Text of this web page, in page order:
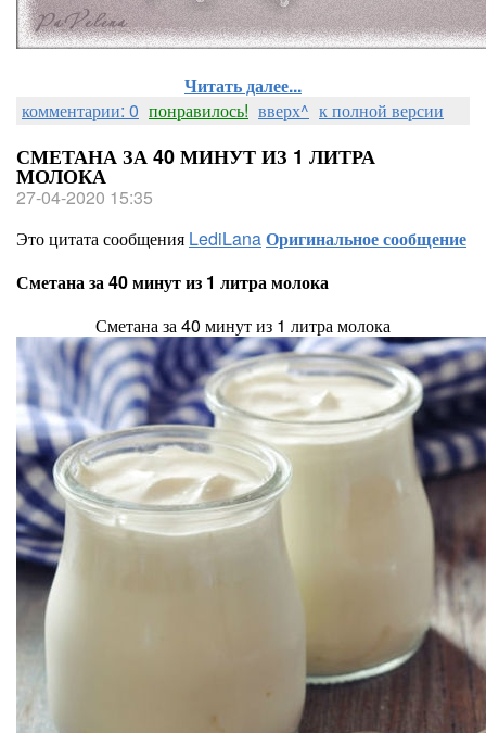
Читать далее...
комментарии: 0 понравилось! вверх^ к полной версии
СМЕТАНА ЗА 40 МИНУТ ИЗ 1 ЛИТРА
МОЛОКА
27-04-2020 15:35
Это цитата сообщения LediLanaОригинальное сообщение
Сметана за 40 минут из 1 литра молока
Сметана за 40 минут из 1 литра молока